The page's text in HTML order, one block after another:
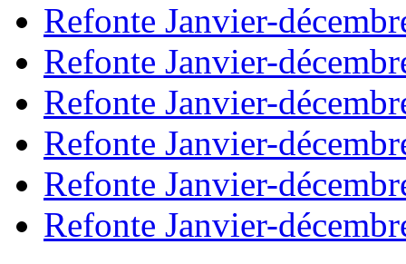
Refonte Janvier-
Refonte Janvier-
Refonte Janvier-
Refonte Janvier-
Refonte Janvier-
Refonte Janvier-